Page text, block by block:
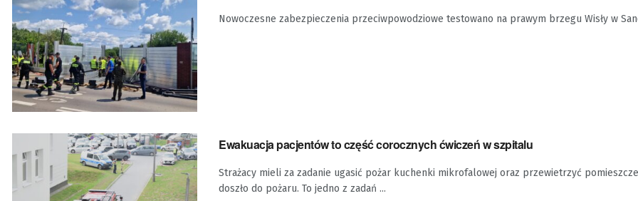
Nowoczesne zabezpieczenia przeciwpowodziowe testowano na prawym brzegu Wisły w
Ewakuacja pacjentów to część corocznych ćwiczeń w szpitalu
Strażacy mieli za zadanie ugasić pożar kuchenki mikrofalowej oraz przewietrzyć
doszło do pożaru. To jedno z zadań ...